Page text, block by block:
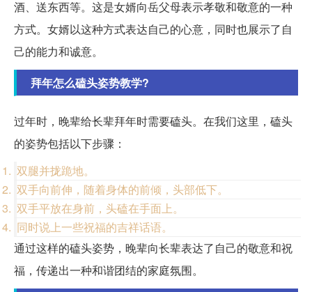
酒、送东西等。这是女婿向岳父母表示孝敬和敬意的一种
方式。女婿以这种方式表达自己的心意，同时也展示了自
己的能力和诚意。
拜年怎么磕头姿势教学?
过年时，晚辈给长辈拜年时需要磕头。在我们这里，磕头
的姿势包括以下步骤：
双腿并拢跪地。
双手向前伸，随着身体的前倾，头部低下。
双手平放在身前，头磕在手面上。
同时说上一些祝福的吉祥话语。
通过这样的磕头姿势，晚辈向长辈表达了自己的敬意和祝
福，传递出一种和谐团结的家庭氛围。